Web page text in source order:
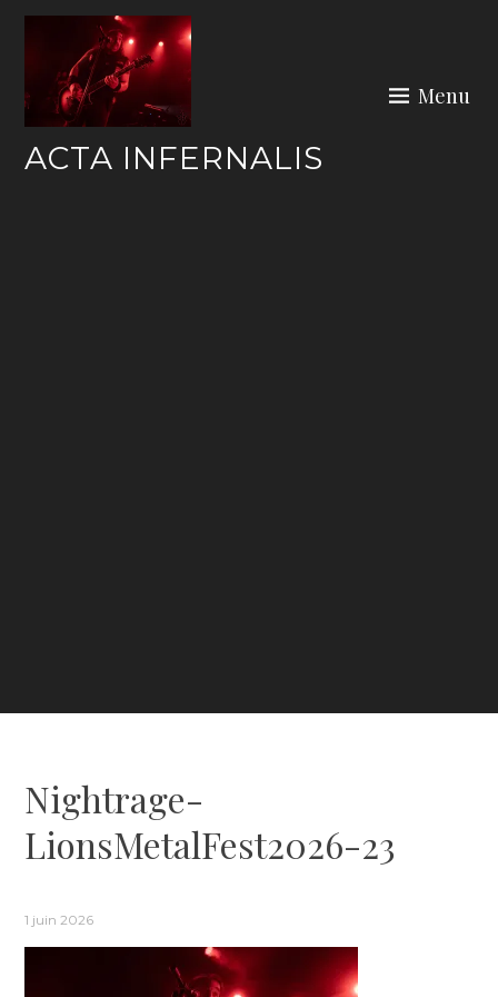
Skip
content
ACTA INFERNALIS
Menu
Nightrage-
LionsMetalFest2026-23
1 juin 2026